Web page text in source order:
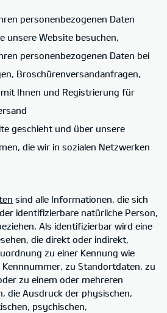
personenbezogenen Daten
unsere Website besuchen,
personenbezogenen Daten bei
Broschürenversandanfragen,
Ihnen und Registrierung für
geschieht und über unsere
die wir in sozialen Netzwerken
sind alle Informationen, die sich
identifizierbare natürliche Person,
Als identifizierbar wird eine
die direkt oder indirekt,
zu einer Kennung wie
Kennnummer, zu Standortdaten, zu
zu einem oder mehreren
die Ausdruck der physischen,
psychischen,